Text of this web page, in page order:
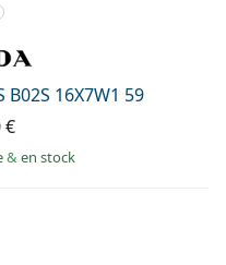
B02S 16X7W1 59
€
& en stock